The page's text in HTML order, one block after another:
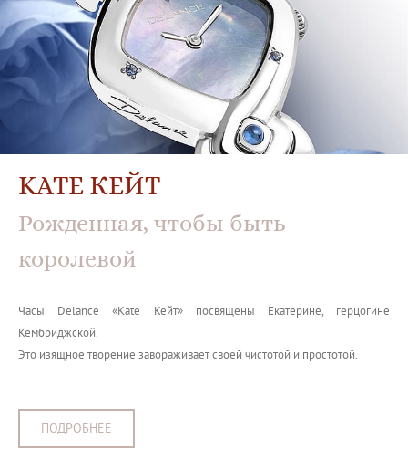
KATE КЕЙТ
Рожденная, чтобы быть
королевой
Часы Delance «Kate Кейт» посвящены Екатерине, герцогине
Кембриджской.
Это изящное творение завораживает своей чистотой и простотой.
ПОДРОБНЕЕ